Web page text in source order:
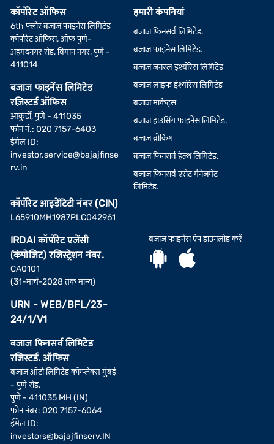
कॉर्पोरेट ऑफिस
6th फ्लोर बजाज फाइनेंस लिमिटेड
कॉर्पोरेट ऑफिस, ऑफ पुणे-
अहमदनगर रोड, विमान नगर, पुणे -
411014
बजाज फाइनेंस लिमिटेड
रज़िस्टर्ड ऑफिस
आकुर्डी, पुणे - 411035
फोन नं.: 020 7157-6403
ईमेल ID:
investor.service@bajajfinse
rv.in
कॉर्पोरेट आइडेंटिटी नंबर (CIN)
L65910MH1987PLC042961
IRDAI कॉर्पोरेट एजेंसी
(कंपोजिट) रजिस्ट्रेशन नंबर.
CA0101
(31-मार्च-2028 तक मान्य)
URN - WEB/BFL/23-
24/1/V1
बजाज फिनसर्व लिमिटेड
रजिस्टर्ड. ऑफिस
बजाज ऑटो लिमिटेड कॉम्प्लेक्स मुंबई
- पुणे रोड,
पुणे - 411035 MH (IN)
फोन नंबर: 020 7157-6064
ईमेल ID:
investors@bajajfinserv.IN
हमारी कंपनियां
बजाज फिनसर्व लिमिटेड.
बजाज फाइनेंस लिमिटेड.
बजाज जनरल इंश्योरेंस लिमिटेड
बजाज लाइफ इंश्योरेंस लिमिटेड
बजाज मार्केट्स
बजाज हाउसिंग फाइनेंस लिमिटेड.
बजाज ब्रोकिंग
बजाज फिनसर्व हेल्थ लिमिटेड.
बजाज फिनसर्व एसेट मैनेजमेंट
लिमिटेड.
बजाज फाइनेंस ऐप डाउनलोड करें